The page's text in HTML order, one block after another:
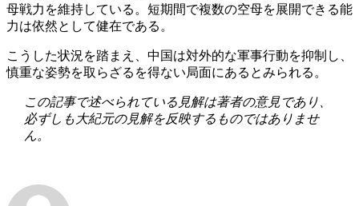
母戦力を維持している。短期間で複数の空母を展開できる能
力は依然として健在である。
こうした状況を踏まえ、中国は対外的な軍事行動を抑制し、
慎重な姿勢を取らざるを得ない局面にあるとみられる。
この記事で述べられている見解は著者の意見であり、
必ずしも大紀元の見解を反映するものではありませ
ん。